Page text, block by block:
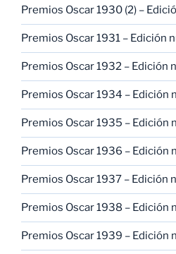
Premios Oscar 1930 (2) –
Premios Oscar 1931 – Edición
Premios Oscar 1932 – Edición
Premios Oscar 1934 – Edición
Premios Oscar 1935 – Edición
Premios Oscar 1936 – Edición
Premios Oscar 1937 – Edición
Premios Oscar 1938 – Edición
Premios Oscar 1939 – Edición